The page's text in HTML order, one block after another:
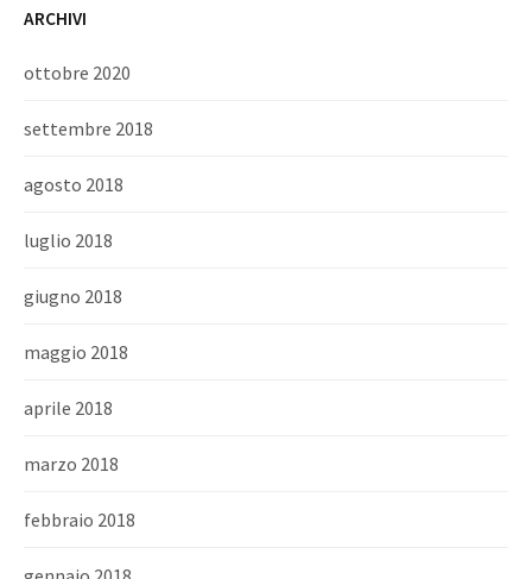
ARCHIVI
ottobre 2020
settembre 2018
agosto 2018
luglio 2018
giugno 2018
maggio 2018
aprile 2018
marzo 2018
febbraio 2018